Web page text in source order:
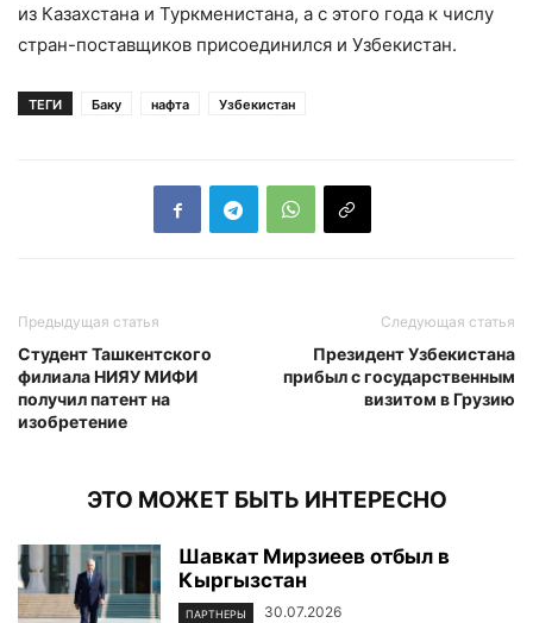
из Казахстана и Туркменистана, а с этого года к числу
стран-поставщиков присоединился и Узбекистан.
ТЕГИ Баку нафта Узбекистан
Предыдущая статья
Студент Ташкентского
филиала НИЯУ МИФИ
получил патент на
изобретение
Следующая статья
Президент Узбекистана
прибыл с государственным
визитом в Грузию
ЭТО МОЖЕТ БЫТЬ ИНТЕРЕСНО
Шавкат Мирзиеев отбыл в
Кыргызстан
ПАРТНЕРЫ 30.07.2026